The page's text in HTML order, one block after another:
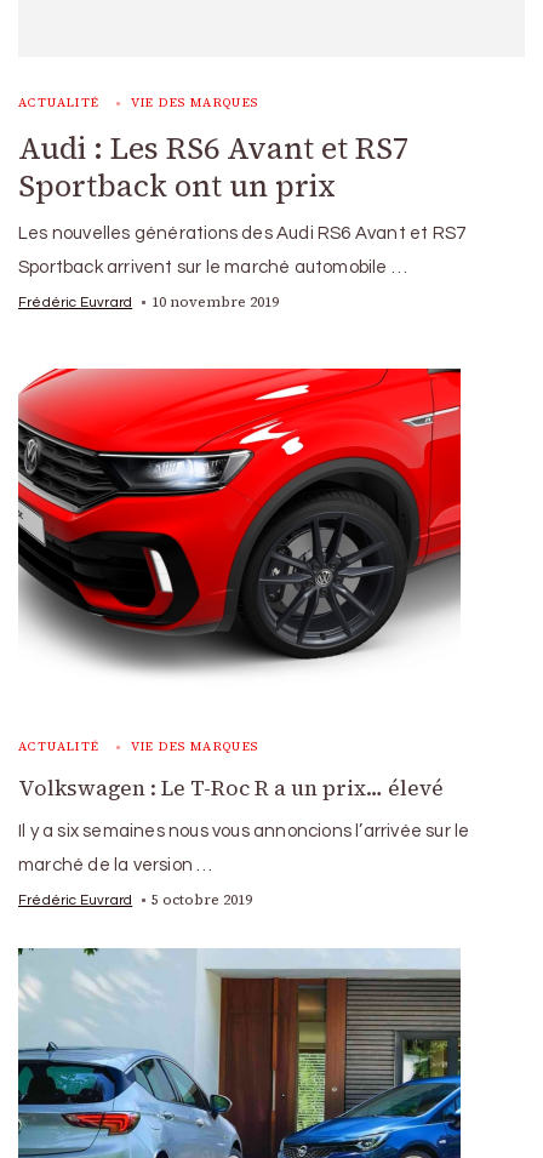
ACTUALITÉ VIE DES MARQUES
Audi : Les RS6 Avant et RS7
Sportback ont un prix
Les nouvelles générations des Audi RS6 Avant et RS7
Sportback arrivent sur le marché automobile …
Frédéric Euvrard 10 novembre 2019
ACTUALITÉ VIE DES MARQUES
Volkswagen : Le T-Roc R a un prix… élevé
Il y a six semaines nous vous annoncions l’arrivée sur le
marché de la version …
Frédéric Euvrard 5 octobre 2019